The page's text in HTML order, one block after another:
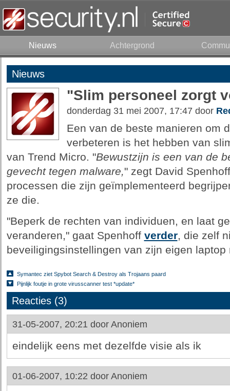
Nieuws Achtergrond
Nieuws
"Slim personeel zorgt
donderdag 31 mei 2007, 17:47 door
Een van de beste manieren om
verbeteren is het hebben van
van Trend Micro. "Bewustzijn is een van de
gevecht tegen malware," zegt David
processen die zijn geïmplementeerd
ze die.
"Beperk de rechten van individuen, en laat
veranderen," gaat Spenhoff verder, die zelf
beveiligingsinstellingen van zijn eigen laptop
Symantec ziet Spybot Search & Destroy als Trojaans paard
Pijnlijk foutje in grote virusscanner test *update*
Reacties (3)
31-05-2007, 20:21 door Anoniem
eindelijk eens met dezelfde visie als ik
01-06-2007, 10:22 door Anoniem